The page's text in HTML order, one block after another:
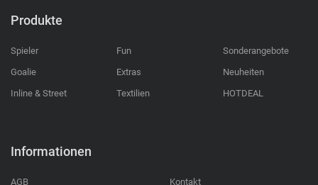
Produkte
Spieler
Goalie
Inline & Street
Fun
Extras
Textilien
Sonderangebote
Neuheiten
HOTDEAL
Informationen
AGB
Kontakt